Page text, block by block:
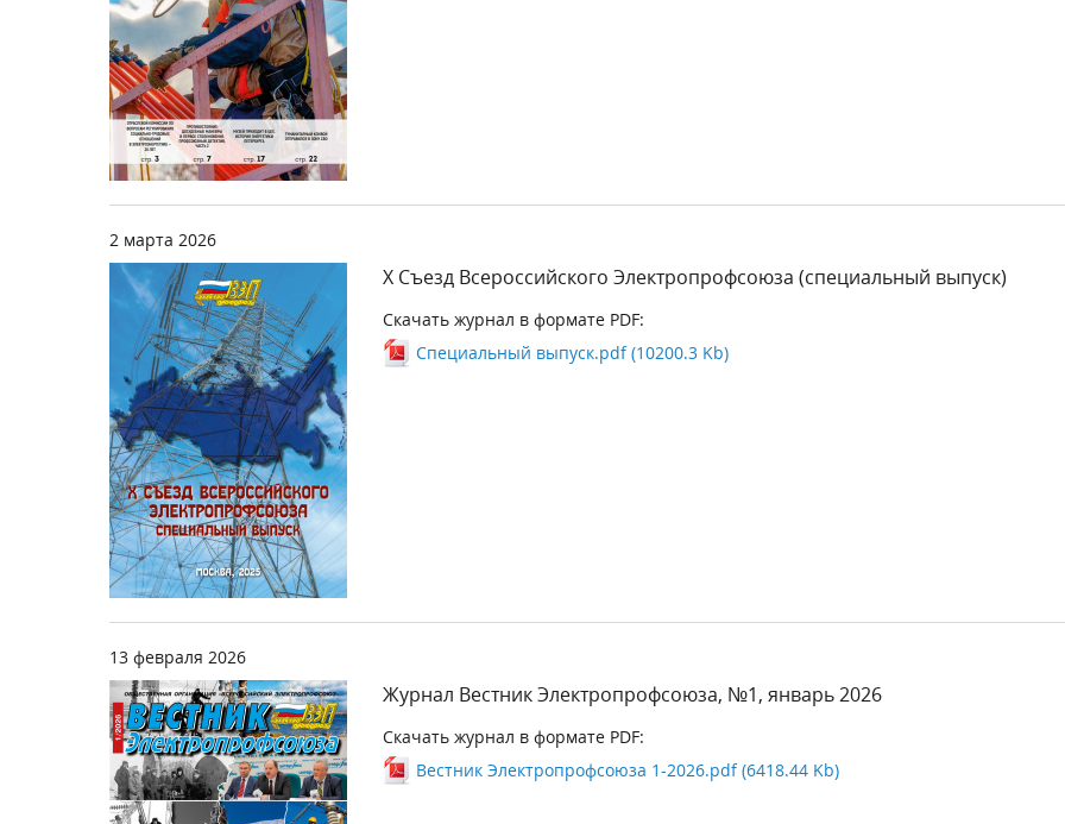
2 марта 2026
Х Съезд Всероссийского Электропрофсоюза (специальный выпуск)
Скачать журнал в формате PDF:
Специальный выпуск.pdf (10200.3 Kb)
13 февраля 2026
Журнал Вестник Электропрофсоюза, №1, январь 2026
Скачать журнал в формате PDF:
Вестник Электропрофсоюза 1-2026.pdf (6418.44 Kb)